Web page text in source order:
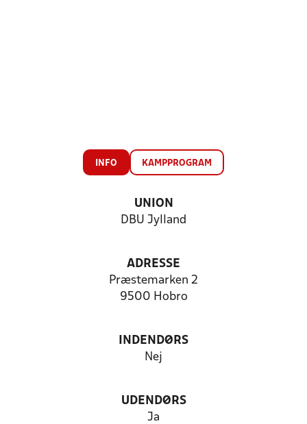
INFO KAMPPROGRAM
UNION
DBU Jylland
ADRESSE
Præstemarken 2
9500 Hobro
INDENDØRS
Nej
UDENDØRS
Ja